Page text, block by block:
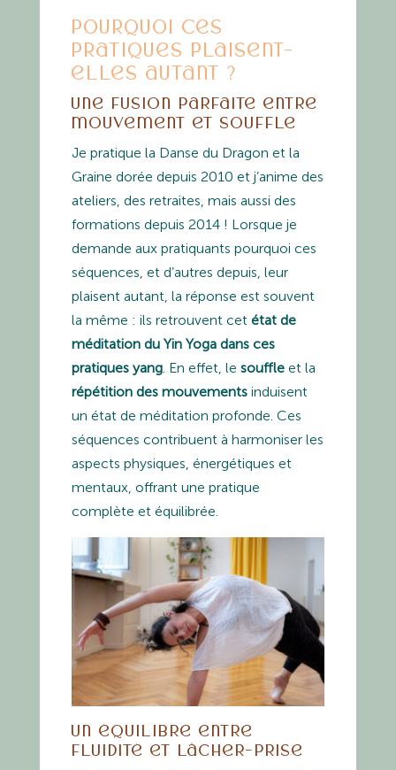
Pourquoi ces
pratiques plaisent-
elles autant ?
Une fusion parfaite entre
mouvement et souffle
Je pratique la Danse du Dragon et la
Graine dorée depuis 2010 et j’anime des
ateliers, des retraites, mais aussi des
formations depuis 2014 ! Lorsque je
demande aux pratiquants pourquoi ces
séquences, et d’autres depuis, leur
plaisent autant, la réponse est souvent
la même : ils retrouvent cet état de
méditation du Yin Yoga dans ces
pratiques yang. En effet, le souffleet la
répétition des mouvementsinduisent
un état de méditation profonde. Ces
séquences contribuent à harmoniser les
aspects physiques, énergétiques et
mentaux, offrant une pratique
complète et équilibrée.
Un équilibre entre
fluidité et lâcher-prise